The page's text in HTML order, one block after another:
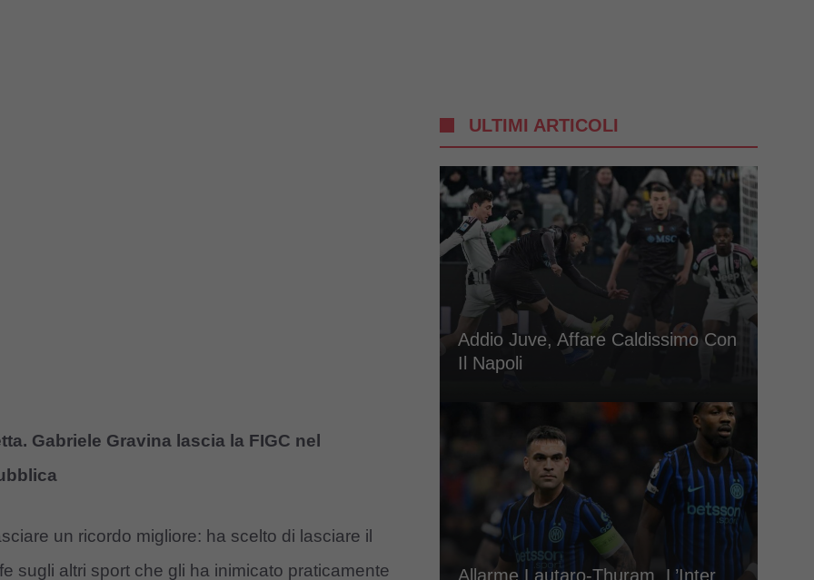
Gabriele Gravina lascia la FIGC nel
un ricordo migliore: ha scelto di lasciare il
sugli altri sport che gli ha inimicato praticamente
ULTIMI ARTICOLI
Addio Juve, Affare Caldissimo Con
Il Napoli
Allarme Lautaro-Thuram, L’Inter